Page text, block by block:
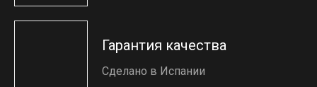
Гарантия качества
Сделано в Испании